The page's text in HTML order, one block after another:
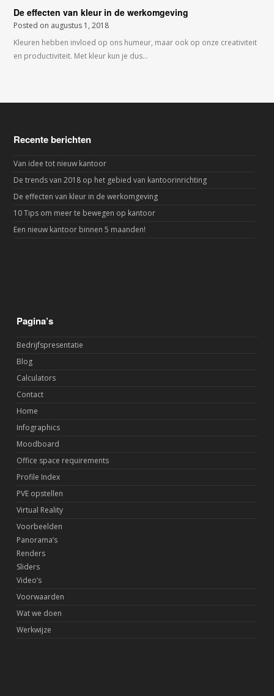
De effecten van kleur in de werkomgeving
Posted on augustus 1, 2018
Kleuren hebben invloed op ons humeur, maar ook op onze creativiteit
en productiviteit. Met kleur kun je dus…
Recente berichten
Van idee tot nieuw kantoor
De trends van 2018 op het gebied van kantoorinrichting
De effecten van kleur in de werkomgeving
10 Tips om meer te bewegen op kantoor
Een nieuw kantoor binnen 5 maanden!
Pagina’s
Bedrijfspresentatie
Blog
Calculators
Contact
Home
Infographics
Moodboard
Office space requirements
Profile Index
PVE opstellen
Virtual Reality
Voorbeelden
Panorama’s
Renders
Sliders
Video’s
Voorwaarden
Wat we doen
Werkwijze